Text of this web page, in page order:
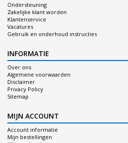
Ondersteuning
Zakelijke klant worden
Klantenservice
Vacatures
Gebruik en onderhoud instructies
INFORMATIE
Over ons
Algemene voorwaarden
Disclaimer
Privacy Policy
Sitemap
MIJN ACCOUNT
Account informatie
Mijn bestellingen